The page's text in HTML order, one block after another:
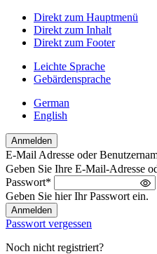
Direkt zum Hauptmenü
Direkt zum Inhalt
Direkt zum Footer
Leichte Sprache
Gebärdensprache
German
English
Anmelden
Willkommen
zurück!
Bitte
melden
Sie
sich
an
E-Mail Adresse oder
Geben Sie Ihre E-Mail-Adresse
Passwort*
Geben Sie hier Ihr Passwort ein.
Passwort vergessen
Noch nicht registriert?